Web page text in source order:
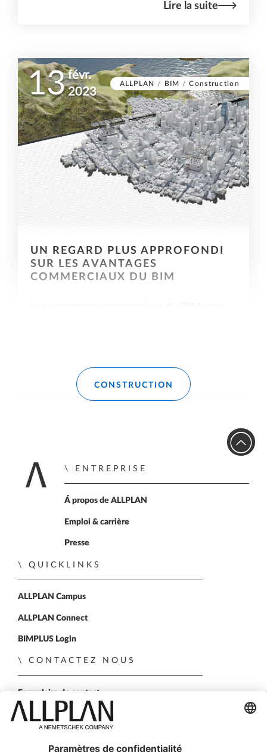
Lire la suite
13 févr.
2023
ALLPLAN / BIM /Construction
UN REGARD PLUS APPROFONDI
SUR LES AVANTAGES
COMMERCIAUX DU BIM
Lire la suite
CONSTRUCTION
Home
ENTREPRISE
Á propos de ALLPLAN
Emploi & carrière
Presse
QUICKLINKS
ALLPLAN Campus
ALLPLAN Connect
BIMPLUS Login
CONTACTEZ NOUS
Formulaire de contact
Nos agences